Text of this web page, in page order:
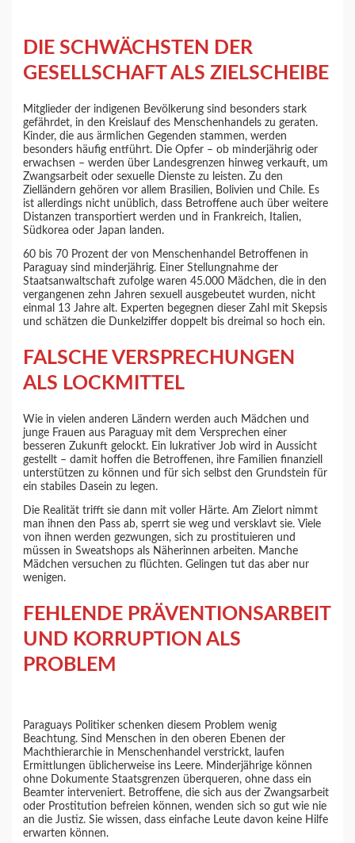
DIE SCHWÄCHSTEN DER
GESELLSCHAFT ALS ZIELSCHEIBE
Mitglieder der indigenen Bevölkerung sind besonders stark
gefährdet, in den Kreislauf des Menschenhandels zu geraten.
Kinder, die aus ärmlichen Gegenden stammen, werden
besonders häufig entführt. Die Opfer – ob minderjährig oder
erwachsen – werden über Landesgrenzen hinweg verkauft, um
Zwangsarbeit oder sexuelle Dienste zu leisten. Zu den
Zielländern gehören vor allem Brasilien, Bolivien und Chile. Es
ist allerdings nicht unüblich, dass Betroffene auch über weitere
Distanzen transportiert werden und in Frankreich, Italien,
Südkorea oder Japan landen.
60 bis 70 Prozent der von Menschenhandel Betroffenen in
Paraguay sind minderjährig. Einer Stellungnahme der
Staatsanwaltschaft zufolge waren 45.000 Mädchen, die in den
vergangenen zehn Jahren sexuell ausgebeutet wurden, nicht
einmal 13 Jahre alt. Experten begegnen dieser Zahl mit Skepsis
und schätzen die Dunkelziffer doppelt bis dreimal so hoch ein.
FALSCHE VERSPRECHUNGEN
ALS LOCKMITTEL
Wie in vielen anderen Ländern werden auch Mädchen und
junge Frauen aus Paraguay mit dem Versprechen einer
besseren Zukunft gelockt. Ein lukrativer Job wird in Aussicht
gestellt – damit hoffen die Betroffenen, ihre Familien finanziell
unterstützen zu können und für sich selbst den Grundstein für
ein stabiles Dasein zu legen.
Die Realität trifft sie dann mit voller Härte. Am Zielort nimmt
man ihnen den Pass ab, sperrt sie weg und versklavt sie. Viele
von ihnen werden gezwungen, sich zu prostituieren und
müssen in Sweatshops als Näherinnen arbeiten. Manche
Mädchen versuchen zu flüchten. Gelingen tut das aber nur
wenigen.
FEHLENDE PRÄVENTIONSARBEIT
UND KORRUPTION ALS
PROBLEM
Paraguays Politiker schenken diesem Problem wenig
Beachtung. Sind Menschen in den oberen Ebenen der
Machthierarchie in Menschenhandel verstrickt, laufen
Ermittlungen üblicherweise ins Leere. Minderjährige können
ohne Dokumente Staatsgrenzen überqueren, ohne dass ein
Beamter interveniert. Betroffene, die sich aus der Zwangsarbeit
oder Prostitution befreien können, wenden sich so gut wie nie
an die Justiz. Sie wissen, dass einfache Leute davon keine Hilfe
erwarten können.